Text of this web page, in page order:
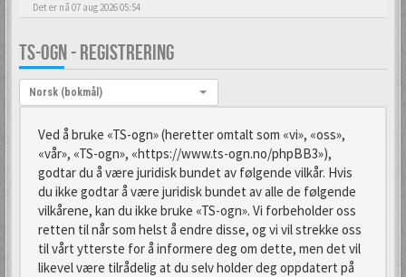
Det er nå 07 aug 2026 05:54
TS-OGN - REGISTRERING
Språk:
Norsk (bokmål)
Ved å bruke «TS-ogn» (heretter omtalt som «vi», «oss»,
«vår», «TS-ogn», «https://www.ts-ogn.no/phpBB3»),
godtar du å være juridisk bundet av følgende vilkår. Hvis
du ikke godtar å være juridisk bundet av alle de følgende
vilkårene, kan du ikke bruke «TS-ogn». Vi forbeholder oss
retten til når som helst å endre disse, og vi vil strekke oss
til vårt ytterste for å informere deg om dette, men det vil
likevel være tilrådelig at du selv holder deg oppdatert på